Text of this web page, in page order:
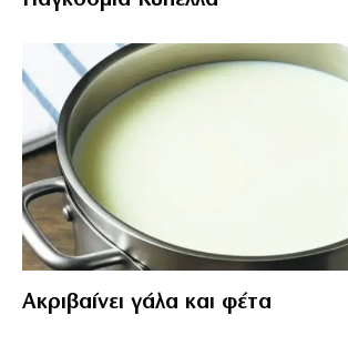
Aκριβαίνει γάλα και φέτα